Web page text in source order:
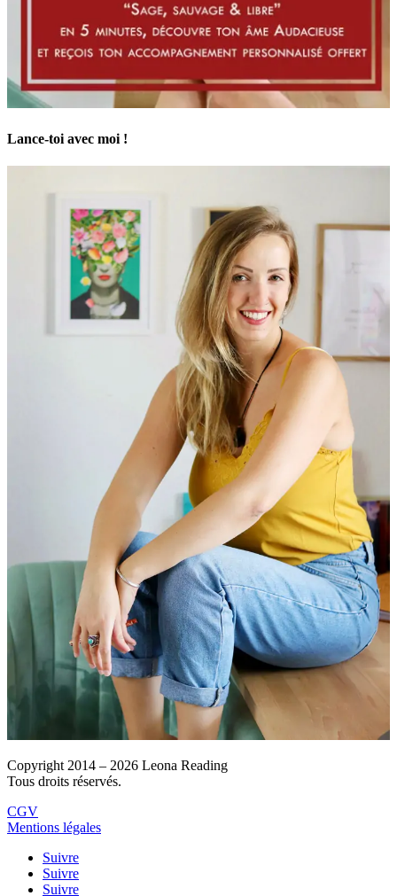
Lance-toi avec moi !
Copyright 2014 – 2026 Leona Reading
Tous droits réservés.
CGV
Mentions légales
Suivre
Suivre
Suivre